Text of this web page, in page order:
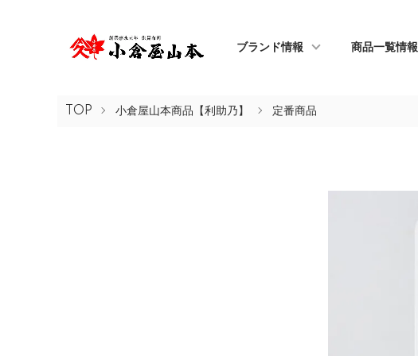
ブランド情報 商品一覧情報
TOP 小倉屋山本商品【利助乃】 定番商品